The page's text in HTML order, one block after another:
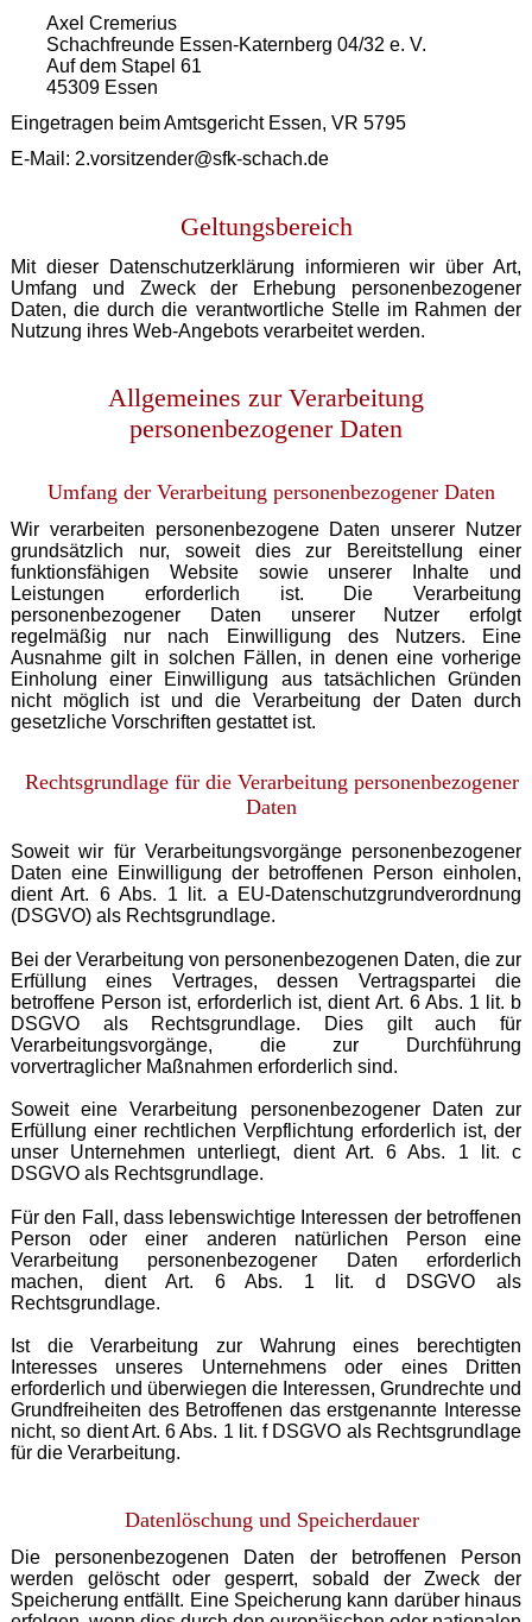
Axel Cremerius
Schachfreunde Essen-Katernberg 04/32 e. V.
Auf dem Stapel 61
45309 Essen
Eingetragen beim Amtsgericht Essen, VR 5795
E-Mail: 2.vorsitzender@sfk-schach.de
Geltungsbereich
Mit dieser Datenschutzerklärung informieren wir über Art,
Umfang und Zweck der Erhebung personenbezogener
Daten, die durch die verantwortliche Stelle im Rahmen der
Nutzung ihres Web-Angebots verarbeitet werden.
Allgemeines zur Verarbeitung
personenbezogener Daten
Umfang der Verarbeitung personenbezogener Daten
Wir verarbeiten personenbezogene Daten unserer Nutzer
grundsätzlich nur, soweit dies zur Bereitstellung einer
funktionsfähigen Website sowie unserer Inhalte und
Leistungen erforderlich ist. Die Verarbeitung
personenbezogener Daten unserer Nutzer erfolgt
regelmäßig nur nach Einwilligung des Nutzers. Eine
Ausnahme gilt in solchen Fällen, in denen eine vorherige
Einholung einer Einwilligung aus tatsächlichen Gründen
nicht möglich ist und die Verarbeitung der Daten durch
gesetzliche Vorschriften gestattet ist.
Rechtsgrundlage für die Verarbeitung personenbezogener
Daten
Soweit wir für Verarbeitungsvorgänge personenbezogener
Daten eine Einwilligung der betroffenen Person einholen,
dient Art. 6 Abs. 1 lit. a EU-Datenschutzgrundverordnung
(DSGVO) als Rechtsgrundlage.
Bei der Verarbeitung von personenbezogenen Daten, die zur
Erfüllung eines Vertrages, dessen Vertragspartei die
betroffene Person ist, erforderlich ist, dient Art. 6 Abs. 1 lit. b
DSGVO als Rechtsgrundlage. Dies gilt auch für
Verarbeitungsvorgänge, die zur Durchführung
vorvertraglicher Maßnahmen erforderlich sind.
Soweit eine Verarbeitung personenbezogener Daten zur
Erfüllung einer rechtlichen Verpflichtung erforderlich ist, der
unser Unternehmen unterliegt, dient Art. 6 Abs. 1 lit. c
DSGVO als Rechtsgrundlage.
Für den Fall, dass lebenswichtige Interessen der betroffenen
Person oder einer anderen natürlichen Person eine
Verarbeitung personenbezogener Daten erforderlich
machen, dient Art. 6 Abs. 1 lit. d DSGVO als
Rechtsgrundlage.
Ist die Verarbeitung zur Wahrung eines berechtigten
Interesses unseres Unternehmens oder eines Dritten
erforderlich und überwiegen die Interessen, Grundrechte und
Grundfreiheiten des Betroffenen das erstgenannte Interesse
nicht, so dient Art. 6 Abs. 1 lit. f DSGVO als Rechtsgrundlage
für die Verarbeitung.
Datenlöschung und Speicherdauer
Die personenbezogenen Daten der betroffenen Person
werden gelöscht oder gesperrt, sobald der Zweck der
Speicherung entfällt. Eine Speicherung kann darüber hinaus